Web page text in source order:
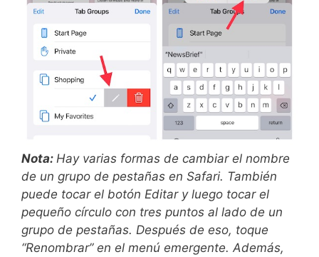
Nota: Hay varias formas de cambiar el nombre
de un grupo de pestañas en Safari. También
puede tocar el botón Editar y luego tocar el
pequeño círculo con tres puntos al lado de un
grupo de pestañas. Después de eso, toque
“Renombrar” en el menú emergente. Además,